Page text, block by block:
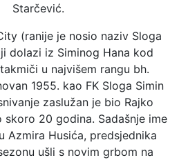
Starčević.
(ranije je nosio naziv Sloga
dolazi iz Siminog Hana kod
u najvišem rangu bh.
1955. kao FK Sloga Simin
zaslužan je bio Rajko
20 godina. Sadašnje ime
Azmira Husića, predsjednika
ušli s novim grbom na